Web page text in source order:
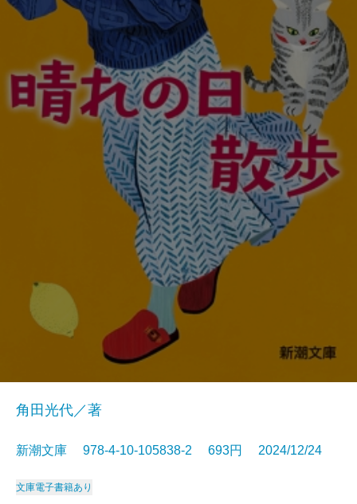
角田光代／著
新潮文庫 978-4-10-105838-2 693円 2024/12/24
文庫電子書籍あり